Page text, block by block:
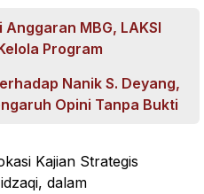
MBG, LAKSI
Program
Nanik S. Deyang,
Opini Tanpa Bukti
Kajian Strategis
dalam